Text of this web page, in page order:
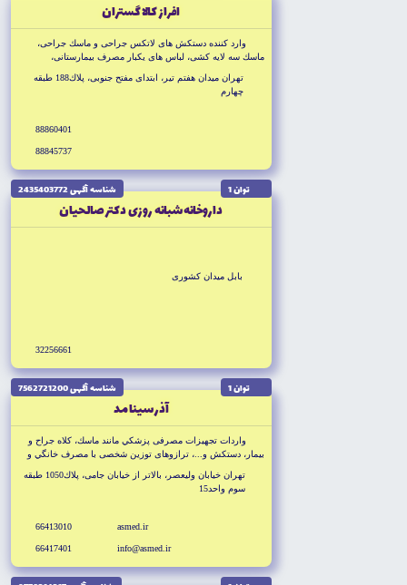
افراز كالا گستران
وارد كننده دستكش هاى لاتكس جراحى و ماسك جراحى،
ماسك سه لايه كشى، لباس هاى يكبار مصرف بيمارستانى،
تهران ميدان هفتم تير، ابتداى مفتح جنوبى، پلاك188 طبقه
چهارم
88860401
88845737
توان 1 شناسه آگهى 2435403772
داروخانه شبانه روزى دكتر صالحيان
بابل ميدان كشورى
32256661
توان 1 شناسه آگهى 7562721200
آذر سينا مد
واردات تجهيزات مصرفى پزشكي مانند ماسك، كلاه جراح و
بيمار، دستكش و...، ترازوهاى توزين شخصى با مصرف خانگي و
تهران خيابان وليعصر، بالاتر از خيابان جامى، پلاك1050 طبقه
سوم واحد15
asmed.ir
info@asmed.ir
66413010
66417401